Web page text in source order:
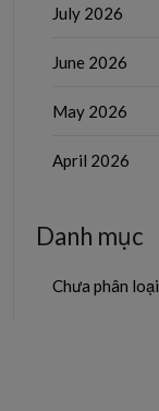
July 2026
June 2026
May 2026
April 2026
Danh mục
Chưa phân loại